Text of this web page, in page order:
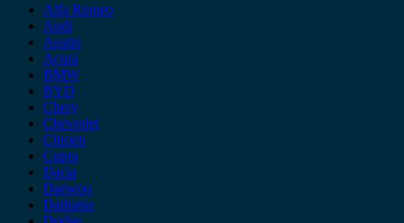
Alfa Romeo
Audi
Austin
Acura
BMW
BYD
Chery
Chevrolet
Citroen
Cupra
Dacia
Daewoo
Daihatsu